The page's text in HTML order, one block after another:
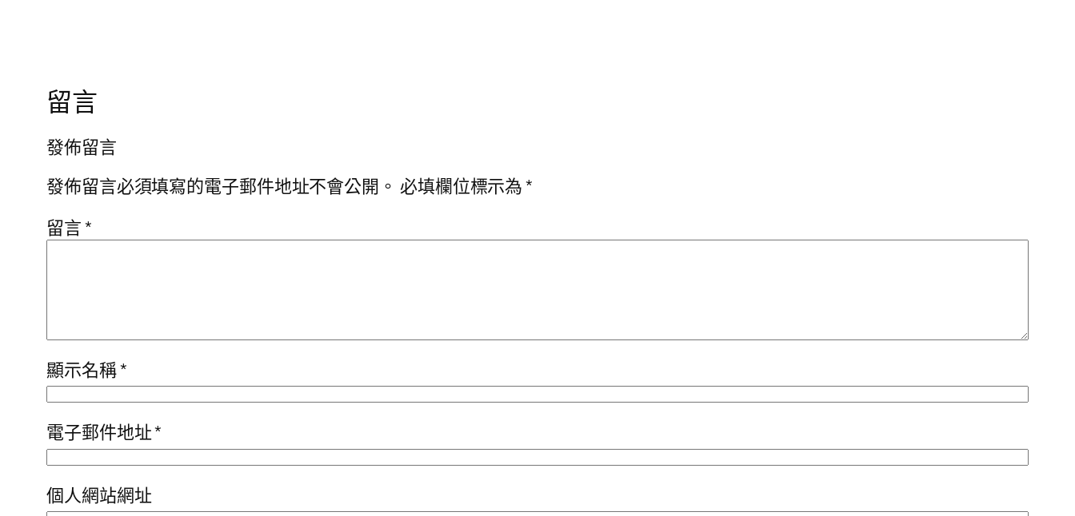
留言
發佈留言
發佈留言必須填寫的電子郵件地址不會公開。 必填欄位標示為*
留言*
顯示名稱*
電子郵件地址*
個人網站網址